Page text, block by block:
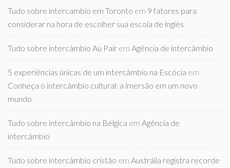
Tudo sobre intercambio em Toronto em 9 fatores para
considerar na hora de escolher sua escola de inglês
Tudo sobre intercâmbio Au Pair em Agência de intercâmbio
5 experiências únicas de um intercâmbio na Escócia em
Conheça o intercâmbio cultural: a imersão em um novo
mundo
Tudo sobre intercâmbio na Bélgica em Agência de
intercâmbio
Tudo sobre intercâmbio cristão em Austrália registra recorde